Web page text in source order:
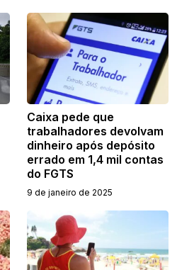
Caixa pede que
trabalhadores devolvam
dinheiro após depósito
errado em 1,4 mil contas
do FGTS
9 de janeiro de 2025